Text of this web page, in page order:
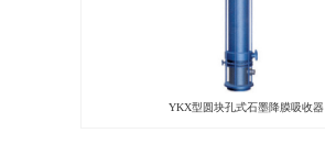
YKX型圆块孔式石墨降膜吸收器